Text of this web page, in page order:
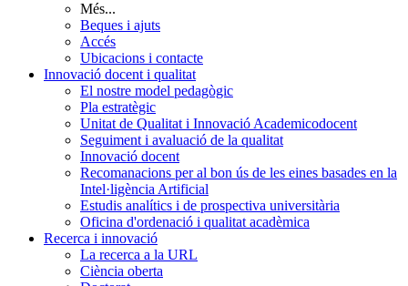
Més...
Beques i ajuts
Accés
Ubicacions i contacte
Innovació docent i qualitat
El nostre model pedagògic
Pla estratègic
Unitat de Qualitat i Innovació Academicodocent
Seguiment i avaluació de la qualitat
Innovació docent
Recomanacions per al bon ús de les eines basades en la
Intel·ligència Artificial
Estudis analítics i de prospectiva universitària
Oficina d'ordenació i qualitat acadèmica
Recerca i innovació
La recerca a la URL
Ciència oberta